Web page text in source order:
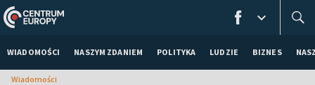
WIADOMOŚCI NASZYM ZDANIEM POLITYKA LUDZIE BIZNES
Wiadomości